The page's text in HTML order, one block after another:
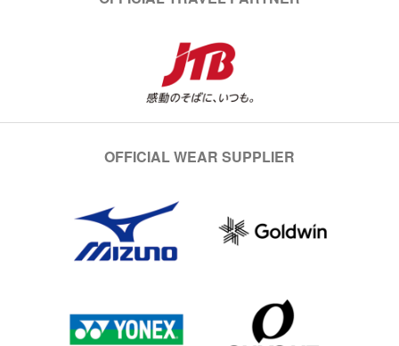
OFFICIAL WEAR SUPPLIER